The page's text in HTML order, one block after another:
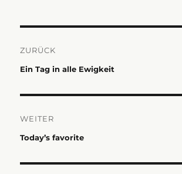
ZURÜCK
Vorheriger
Ein Tag in alle Ewigkeit
WEITER
Nächster
Today’s favorite